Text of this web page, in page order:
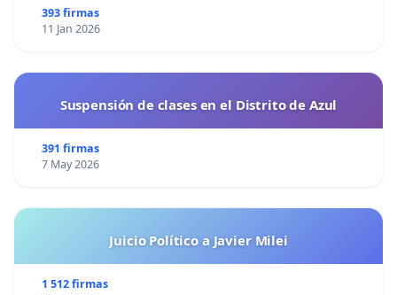
393 firmas
11 Jan 2026
Suspensión de clases en el Distrito de Azul
391 firmas
7 May 2026
Juicio Político a Javier Milei
1 512 firmas